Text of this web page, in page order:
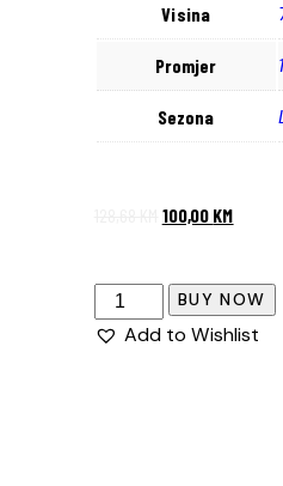
Visina
Promjer
Sezona
100,00 KM
BUY NOW
Add to Wishlist